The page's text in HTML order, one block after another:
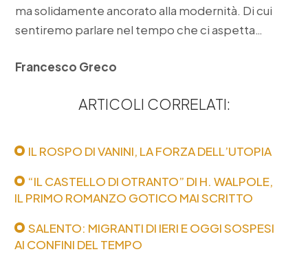
ma solidamente ancorato alla modernità. Di cui
sentiremo parlare nel tempo che ci aspetta…
Francesco Greco
ARTICOLI CORRELATI:
IL ROSPO DI VANINI, LA FORZA DELL’UTOPIA
“IL CASTELLO DI OTRANTO” DI H. WALPOLE,
IL PRIMO ROMANZO GOTICO MAI SCRITTO
SALENTO: MIGRANTI DI IERI E OGGI SOSPESI
AI CONFINI DEL TEMPO